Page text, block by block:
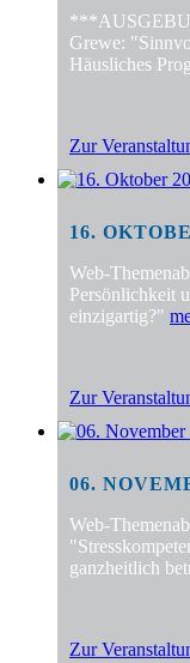
Grewe:
Häusliches
Zur
16.
Web-
Persönlichkeit
einzigartig?"
Zur
06.
Web-
ganzheitlich
Zur